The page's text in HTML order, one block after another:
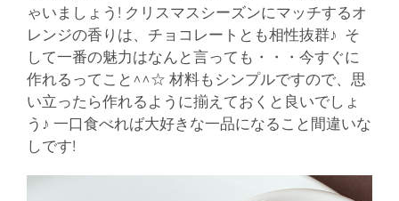
ゃいましょう! クリスマスシーズンにマッチするオ
レンジの香りは、チョコレートとも相性抜群♪ そ
して一番の魅力はなんと言っても・・・今すぐに
作れるってこと^^☆ 材料もシンプルですので、思
い立ったら作れるように揃えておくと良いでしょ
う♪ 一口食べれば大好きな一品になること間違いな
しです!